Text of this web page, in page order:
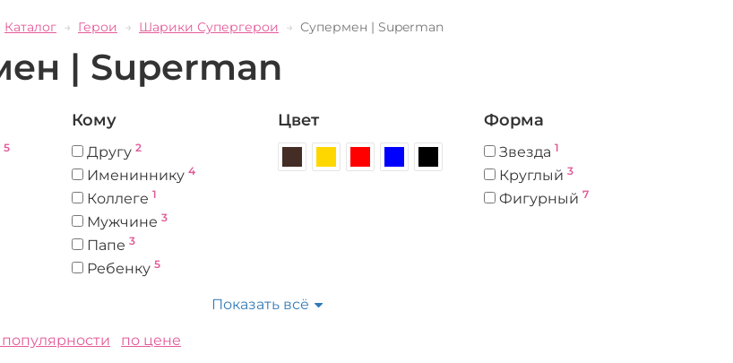
Каталог Герои Шарики Супергерои Супермен | Superman
| Superman
5
Кому
Другу 2
Имениннику 4
Коллеге 1
Мужчине 3
Папе 3
Ребенку 5
Цвет Форма
Звезда 1
Круглый 3
Фигурный 7
Показать всё
по цене